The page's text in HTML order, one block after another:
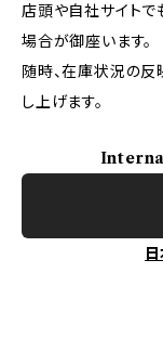
店頭や自社サイトで
場合が御座います。
随時、在庫状況の反
し上げます。